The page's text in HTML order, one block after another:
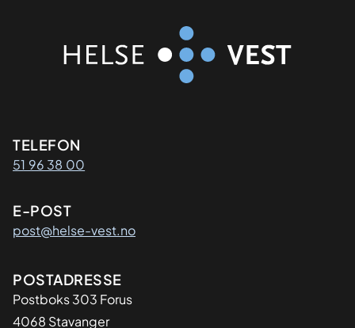
Kontaktinformasjon
TELEFON
51 96 38 00
E-POST
post@helse-vest.no
Adresse
POSTADRESSE
Postboks 303 Forus
4068 Stavanger